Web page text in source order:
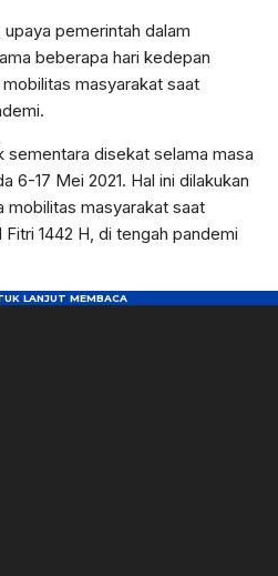
pemerintah dalam
beberapa hari kedepan
masyarakat saat
sementara disekat selama masa
6-17 Mei 2021. Hal ini dilakukan
mobilitas masyarakat saat
1442 H, di tengah pandemi